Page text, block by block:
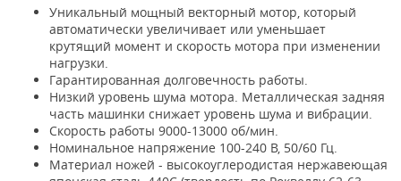
Уникальный мощный векторный мотор, который
автоматически увеличивает или уменьшает
крутящий момент и скорость мотора при изменении
нагрузки.
Гарантированная долговечность работы.
Низкий уровень шума мотора. Металлическая задняя
часть машинки снижает уровень шума и вибрации.
Скорость работы 9000-13000 об/мин.
Номинальное напряжение 100-240 В, 50/60 Гц.
Материал ножей - высокоуглеродистая нержавеющая